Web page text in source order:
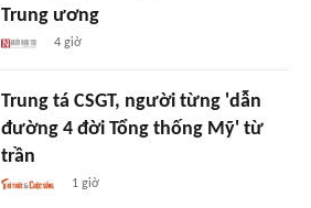
Trung ương
4 giờ
Trung tá CSGT, người từng 'dẫn
đường 4 đời Tổng thống Mỹ' từ
trần
1 giờ